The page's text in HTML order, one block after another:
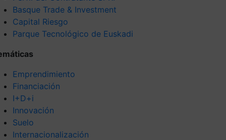
Basque Trade & Investment
Capital Riesgo
Parque Tecnológico de Euskadi
Emprendimiento
Financiación
I+D+i
Innovación
Suelo
Internacionalización